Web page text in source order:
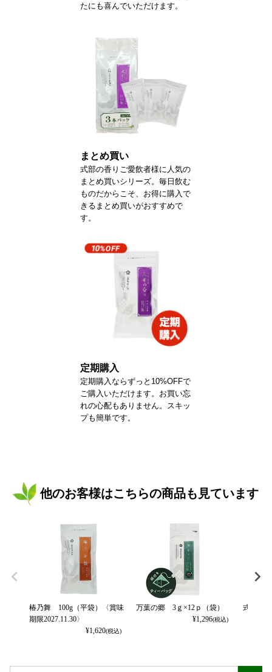
たにも喜んでいただけます。
まとめ買い
式部の香りご愛飲者様に人気の
まとめ買いシリーズ。毎日飲む
ものだからこそ、お得に購入で
きるまとめ買いがおすすめで
す。
定期購入
定期購入ならずっと10%OFFで
ご購入いただけます。お買い忘
れの心配もありません。スキッ
プも簡単です。
他のお客様はこちらの商品も見ています
椿乃舞 100g（平袋）〈賞味
期限2027.11.30〉
¥1,620(税込)
万葉の郷 3ｇ×12ｐ（袋）
¥1,296(税込)
式部の